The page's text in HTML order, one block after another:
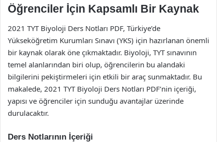
Öğrenciler İçin Kapsamlı Bir Kaynak
2021 TYT Biyoloji Ders Notları PDF, Türkiye’de
Yükseköğretim Kurumları Sınavı (YKS) için hazırlanan önemli
bir kaynak olarak öne çıkmaktadır. Biyoloji, TYT sınavının
temel alanlarından biri olup, öğrencilerin bu alandaki
bilgilerini pekiştirmeleri için etkili bir araç sunmaktadır. Bu
makalede, 2021 TYT Biyoloji Ders Notları PDF’nin içeriği,
yapısı ve öğrenciler için sunduğu avantajlar üzerinde
durulacaktır.
Ders Notlarının İçeriği